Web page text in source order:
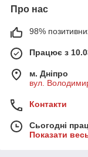
Про нас
98%
Працює з
м. Дніпро
вул.
Контакти
Сьогодні
Показати